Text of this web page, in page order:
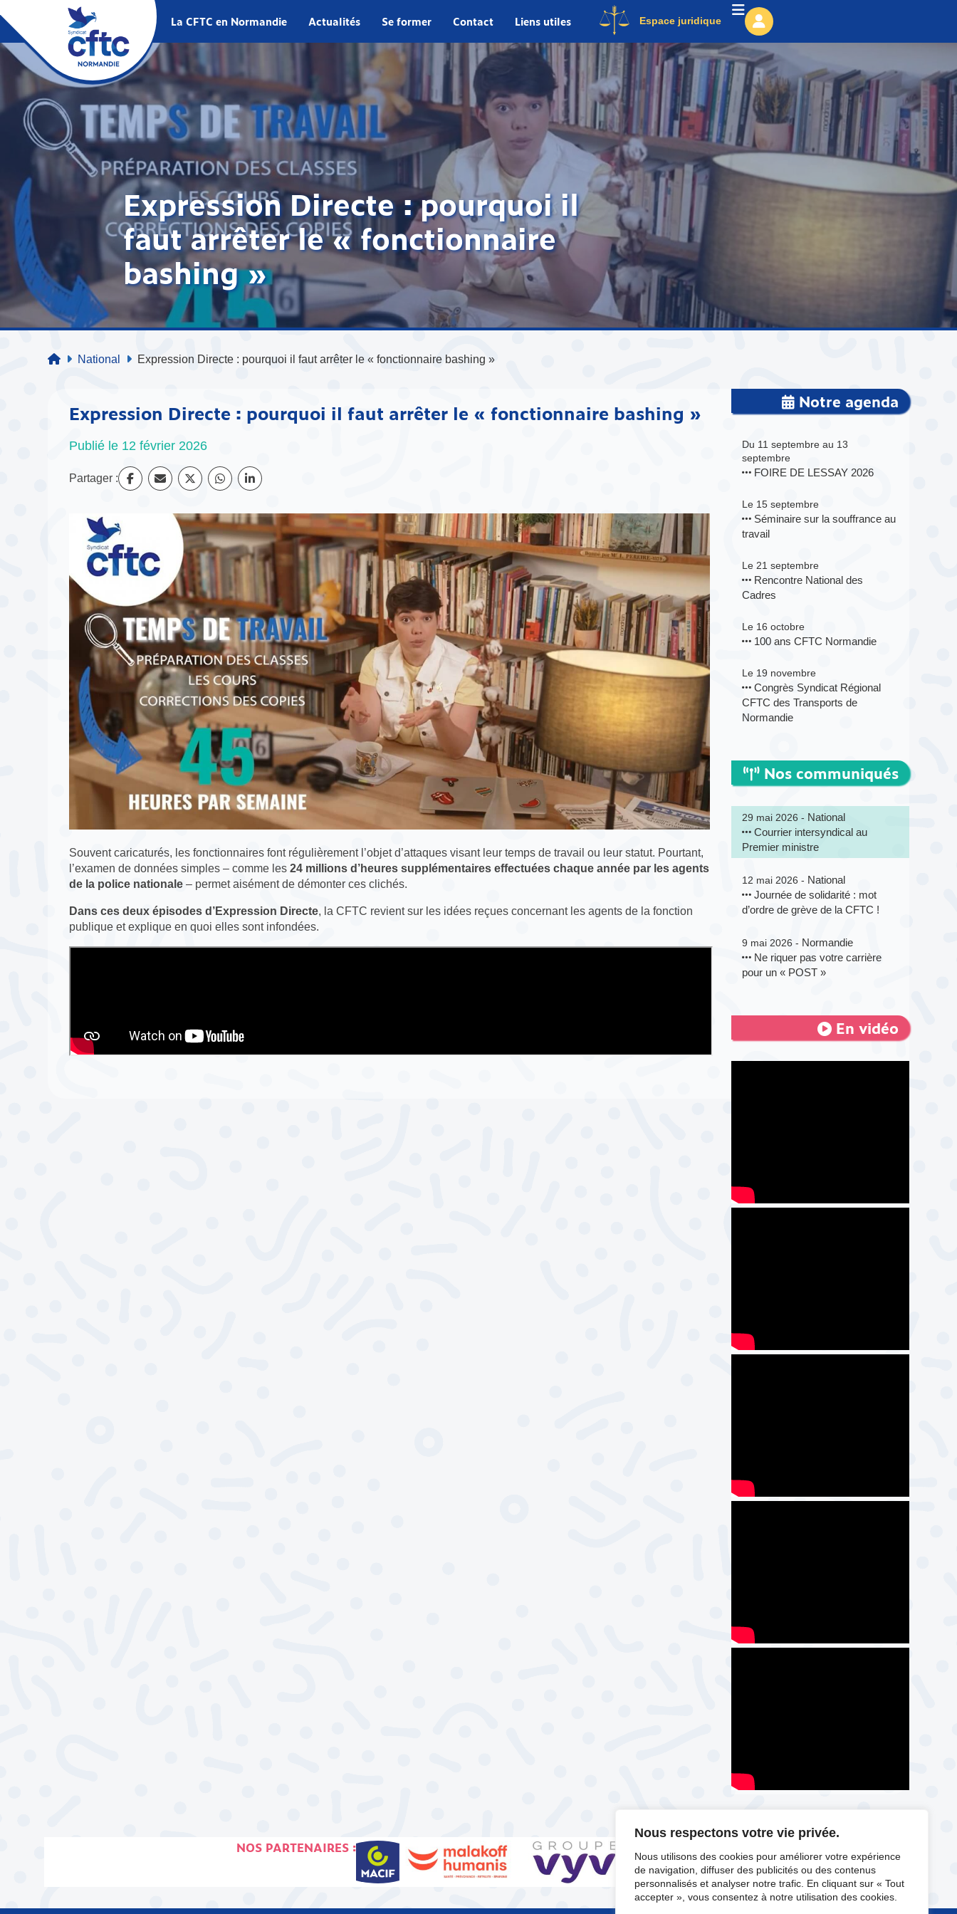
Nous respectons votre vie privée.
Nous utilisons des cookies pour améliorer votre expérience
de navigation, diffuser des publicités ou des contenus
personnalisés et analyser notre trafic. En cliquant sur « Tout
accepter », vous consentez à notre utilisation des cookies.
La CFTC en Normandie Actualités Se former Contact Liens utiles Espace juridique
Expression Directe : pourquoi il
faut arrêter le « fonctionnaire
bashing »
National Expression Directe : pourquoi il faut arrêter le « fonctionnaire bashing »
Expression Directe : pourquoi il faut arrêter le « fonctionnaire bashing »
Publié le 12 février 2026
Partager :
Souvent caricaturés, les fonctionnaires font régulièrement l’objet d’attaques visant leur temps de travail ou leur statut. Pourtant,
l’examen de données simples – comme les24 millions d’heures supplémentaires effectuées chaque année par les agents
de la police nationale – permet aisément de démonter ces clichés.
Dans ces deux épisodes d’Expression Directe, la CFTC revient sur les idées reçues concernant les agents de la fonction
publique et explique en quoi elles sont infondées.
Notre agenda
Du 11 septembre au 13
septembre
FOIRE DE LESSAY 2026
Le 15 septembre
Séminaire sur la souffrance au
travail
Le 21 septembre
Rencontre National des
Cadres
Le 16 octobre
100 ans CFTC Normandie
Le 19 novembre
Congrès Syndicat Régional
CFTC des Transports de
Normandie
Nos communiqués
29 mai 2026 - National
Courrier intersyndical au
Premier ministre
12 mai 2026 - National
Journée de solidarité : mot
d’ordre de grève de la CFTC !
9 mai 2026 - Normandie
Ne riquer pas votre carrière
pour un « POST »
En vidéo
NOS PARTENAIRES :